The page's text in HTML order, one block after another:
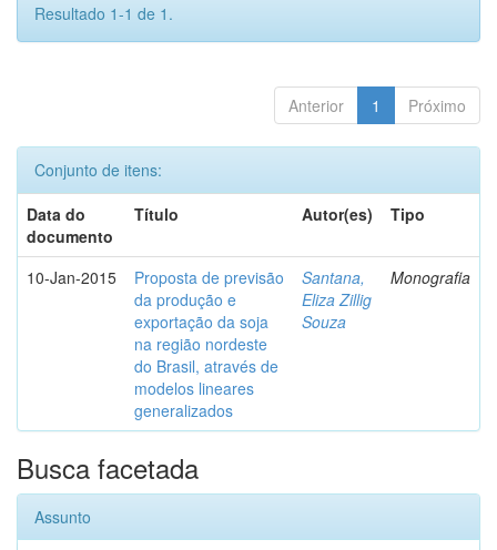
Resultado 1-1 de 1.
Anterior 1 Próximo
Conjunto de itens:
Data do
documento
Título Autor(es) Tipo
10-Jan-2015
Proposta de previsão
da produção e
exportação da soja
na região nordeste
do Brasil, através de
modelos lineares
generalizados
Santana,
Eliza Zillig
Souza
Monografia
Busca facetada
Assunto